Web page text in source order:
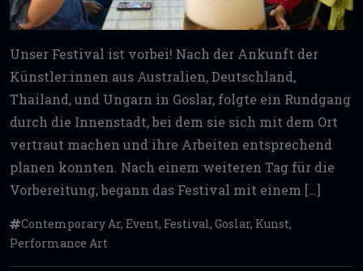
Unser Festival ist vorbei! Nach der Ankunft der
Künstler:innen aus Australien, Deutschland,
Thailand, und Ungarn in Goslar, folgte ein Rundgang
durch die Innenstadt, bei dem sie sich mit dem Ort
vertraut machen und ihre Arbeiten entsprechend
planen konnten. Nach einem weiteren Tag für die
Vorbereitung, begann das Festival mit einem […]
Contemporary Ar, Event, Festival, Goslar, Kunst,
Performance Art